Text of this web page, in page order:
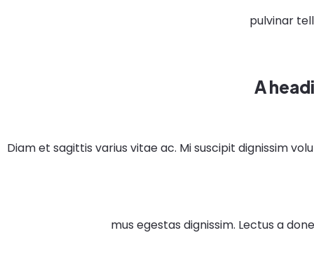
pulvinar
A
Diam et sagittis varius vitae ac. Mi suscipit dignissim
mus egestas dignissim. Lectus a